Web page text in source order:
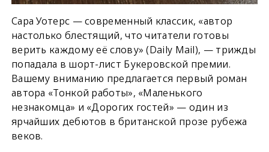
Сара Уотерс — современный классик, «автор
настолько блестящий, что читатели готовы
верить каждому её слову» (Daily Mail), — трижды
попадала в шорт-лист Букеровской премии.
Вашему вниманию предлагается первый роман
автора «Тонкой работы», «Маленького
незнакомца» и «Дорогих гостей» — один из
ярчайших дебютов в британской прозе рубежа
веков.